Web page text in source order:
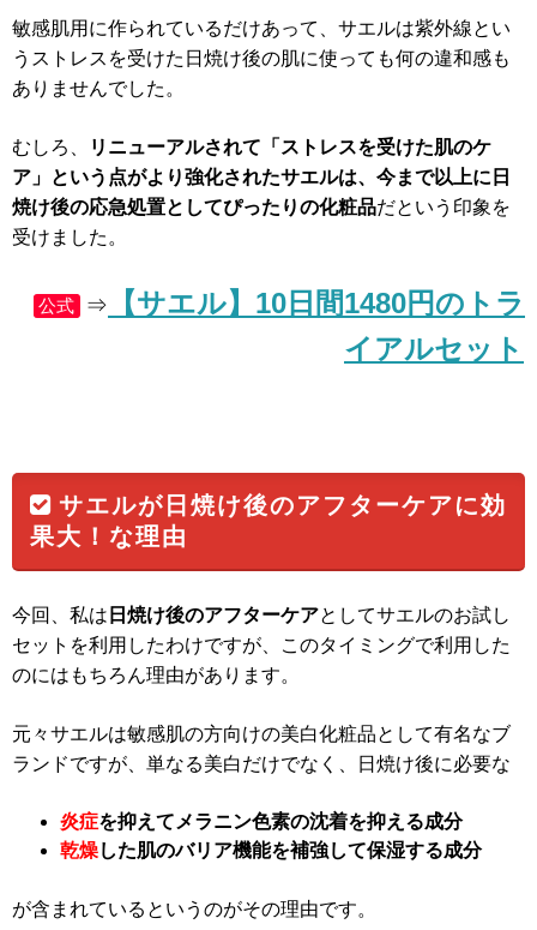
敏感肌用に作られているだけあって、サエルは紫外線とい
うストレスを受けた日焼け後の肌に使っても何の違和感も
ありませんでした。
むしろ、
リニューアルされて「ストレスを受けた肌のケ
ア」という点がより強化されたサエルは、今まで以上に日
焼け後の応急処置としてぴったりの化粧品だという印象を
受けました。
公式 ⇒
【サエル】10日間1480円のトラ
イアルセット
サエルが日焼け後のアフターケアに効
果大！な理由
今回、私は 日焼け後のアフターケアとしてサエルのお試し
セットを利用したわけですが、このタイミングで利用した
のにはもちろん理由があります。
元々サエルは敏感肌の方向けの美白化粧品として有名なブ
ランドですが、単なる美白だけでなく、日焼け後に必要な
炎症を抑えてメラニン色素の沈着を抑える成分
乾燥した肌のバリア機能を補強して保湿する成分
が含まれているというのがその理由です。